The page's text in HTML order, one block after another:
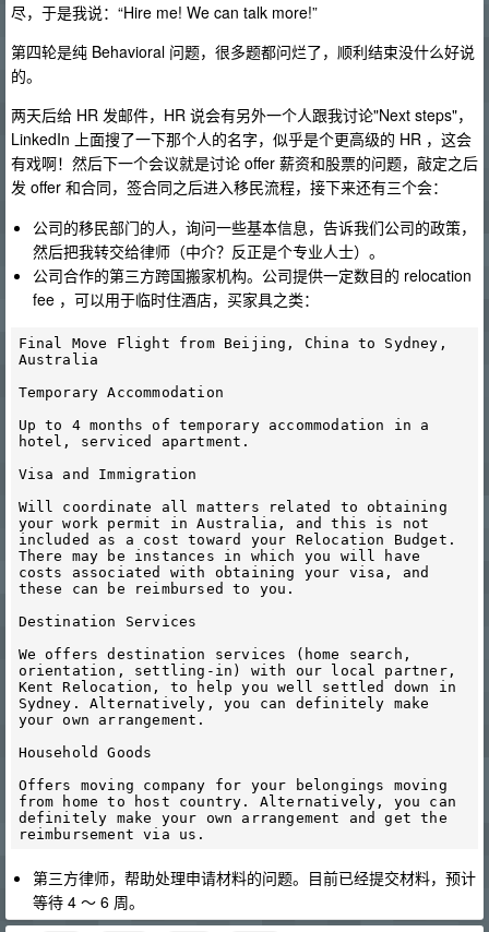
尽，于是我说：“Hire me! We can talk more!”
第四轮是纯 Behavioral 问题，很多题都问烂了，顺利结束没什么好说
的。
两天后给 HR 发邮件，HR 说会有另外一个人跟我讨论"Next steps"，
LinkedIn 上面搜了一下那个人的名字，似乎是个更高级的 HR ，这会
有戏啊！然后下一个会议就是讨论 offer 薪资和股票的问题，敲定之后
发 offer 和合同，签合同之后进入移民流程，接下来还有三个会：
公司的移民部门的人，询问一些基本信息，告诉我们公司的政策，
然后把我转交给律师（中介？反正是个专业人士）。
公司合作的第三方跨国搬家机构。公司提供一定数目的 relocation
fee ，可以用于临时住酒店，买家具之类：
Final Move Flight from Beijing, China to Sydney,
Australia
Temporary Accommodation
Up to 4 months of temporary accommodation in a
hotel, serviced apartment.
Visa and Immigration
Will coordinate all matters related to obtaining
your work permit in Australia, and this is not
included as a cost toward your Relocation Budget.
There may be instances in which you will have
costs associated with obtaining your visa, and
these can be reimbursed to you.
Destination Services
We offers destination services (home search,
orientation, settling-in) with our local partner,
Kent Relocation, to help you well settled down in
Sydney. Alternatively, you can definitely make
your own arrangement.
Household Goods
Offers moving company for your belongings moving
from home to host country. Alternatively, you can
definitely make your own arrangement and get the
第三方律师，帮助处理申请材料的问题。目前已经提交材料，预计
等待 4 ～ 6 周。